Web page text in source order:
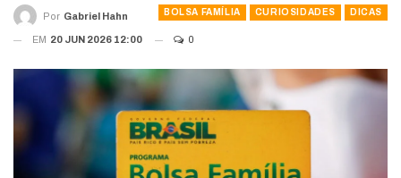
BOLSA FAMÍLIA CURIOSIDADES DICAS
Por Gabriel Hahn
EM 20 JUN 2026 12:00 0